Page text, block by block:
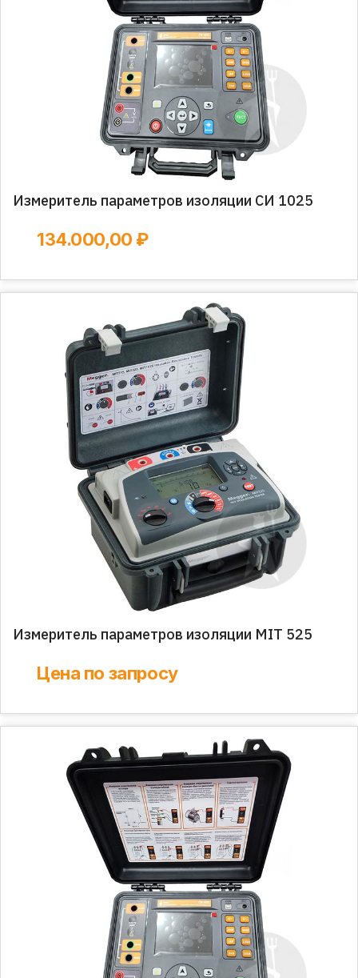
Измеритель параметров изоляции СИ 1025
134.000,00 ₽
Измеритель параметров изоляции MIT 525
Цена по запросу